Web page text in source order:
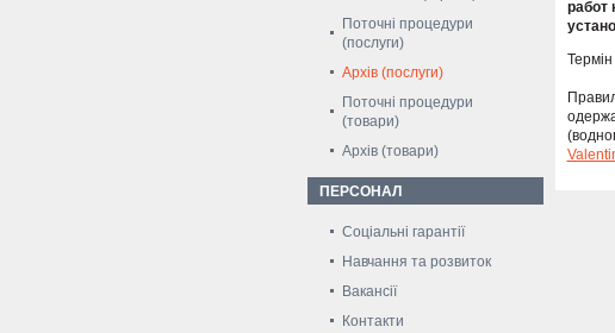
Поточні процедури
(послуги)
Архів (послуги)
Поточні процедури
(товари)
Архів (товари)
ПЕРСОНАЛ
Соціальні гарантії
Навчання та розвиток
Вакансії
Контакти
работ